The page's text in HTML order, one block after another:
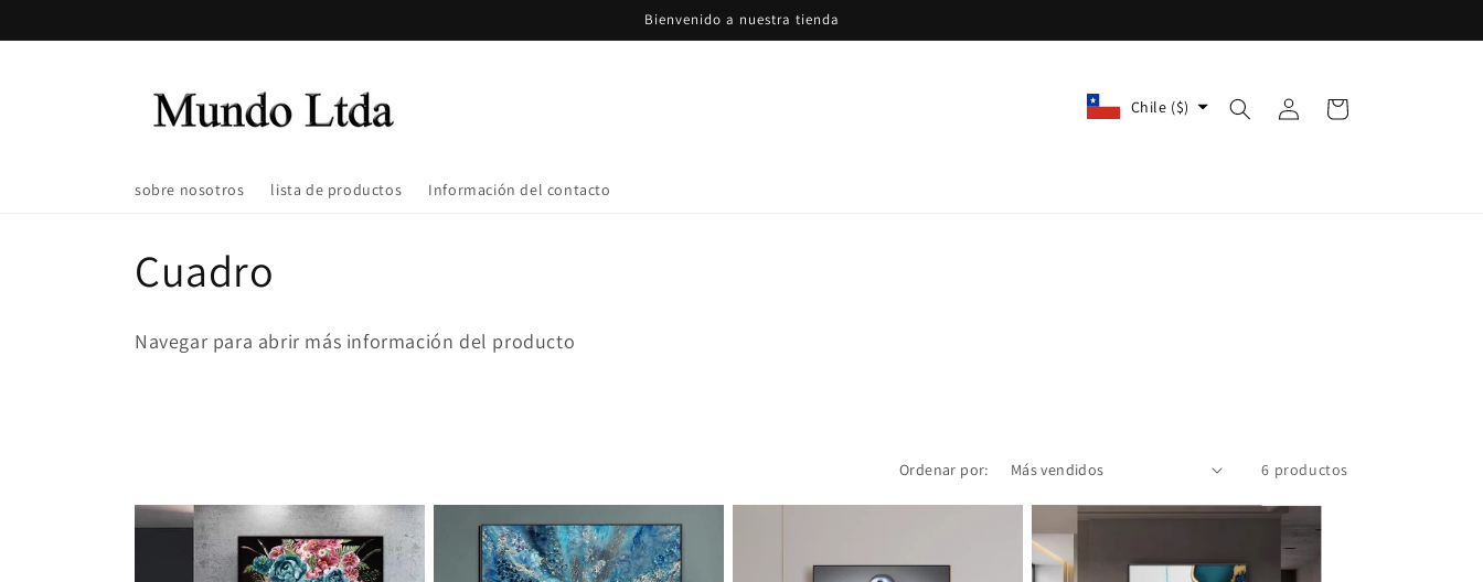
al contenido
Bienvenido a nuestra tienda
sobre nosotros lista de productos Información del contacto
Chile ($)
sesión
Carrito
C
o
c
Cuadro
Navegar para abrir más información del producto
Ordenar por: 6 productos